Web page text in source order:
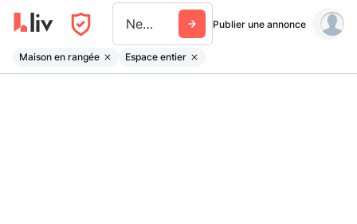
New Westminster Publier une annonce
Maison en rangée Espace entier